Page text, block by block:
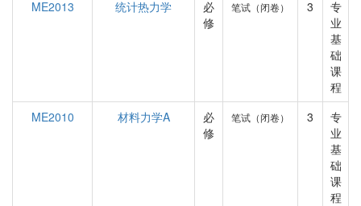
ME2013 统计热力学
必
修
笔试（闭卷） 3
专
业
基
础
课
程
ME2010
材料力学A
必
修
笔试（闭卷） 3
专
业
基
础
课
程